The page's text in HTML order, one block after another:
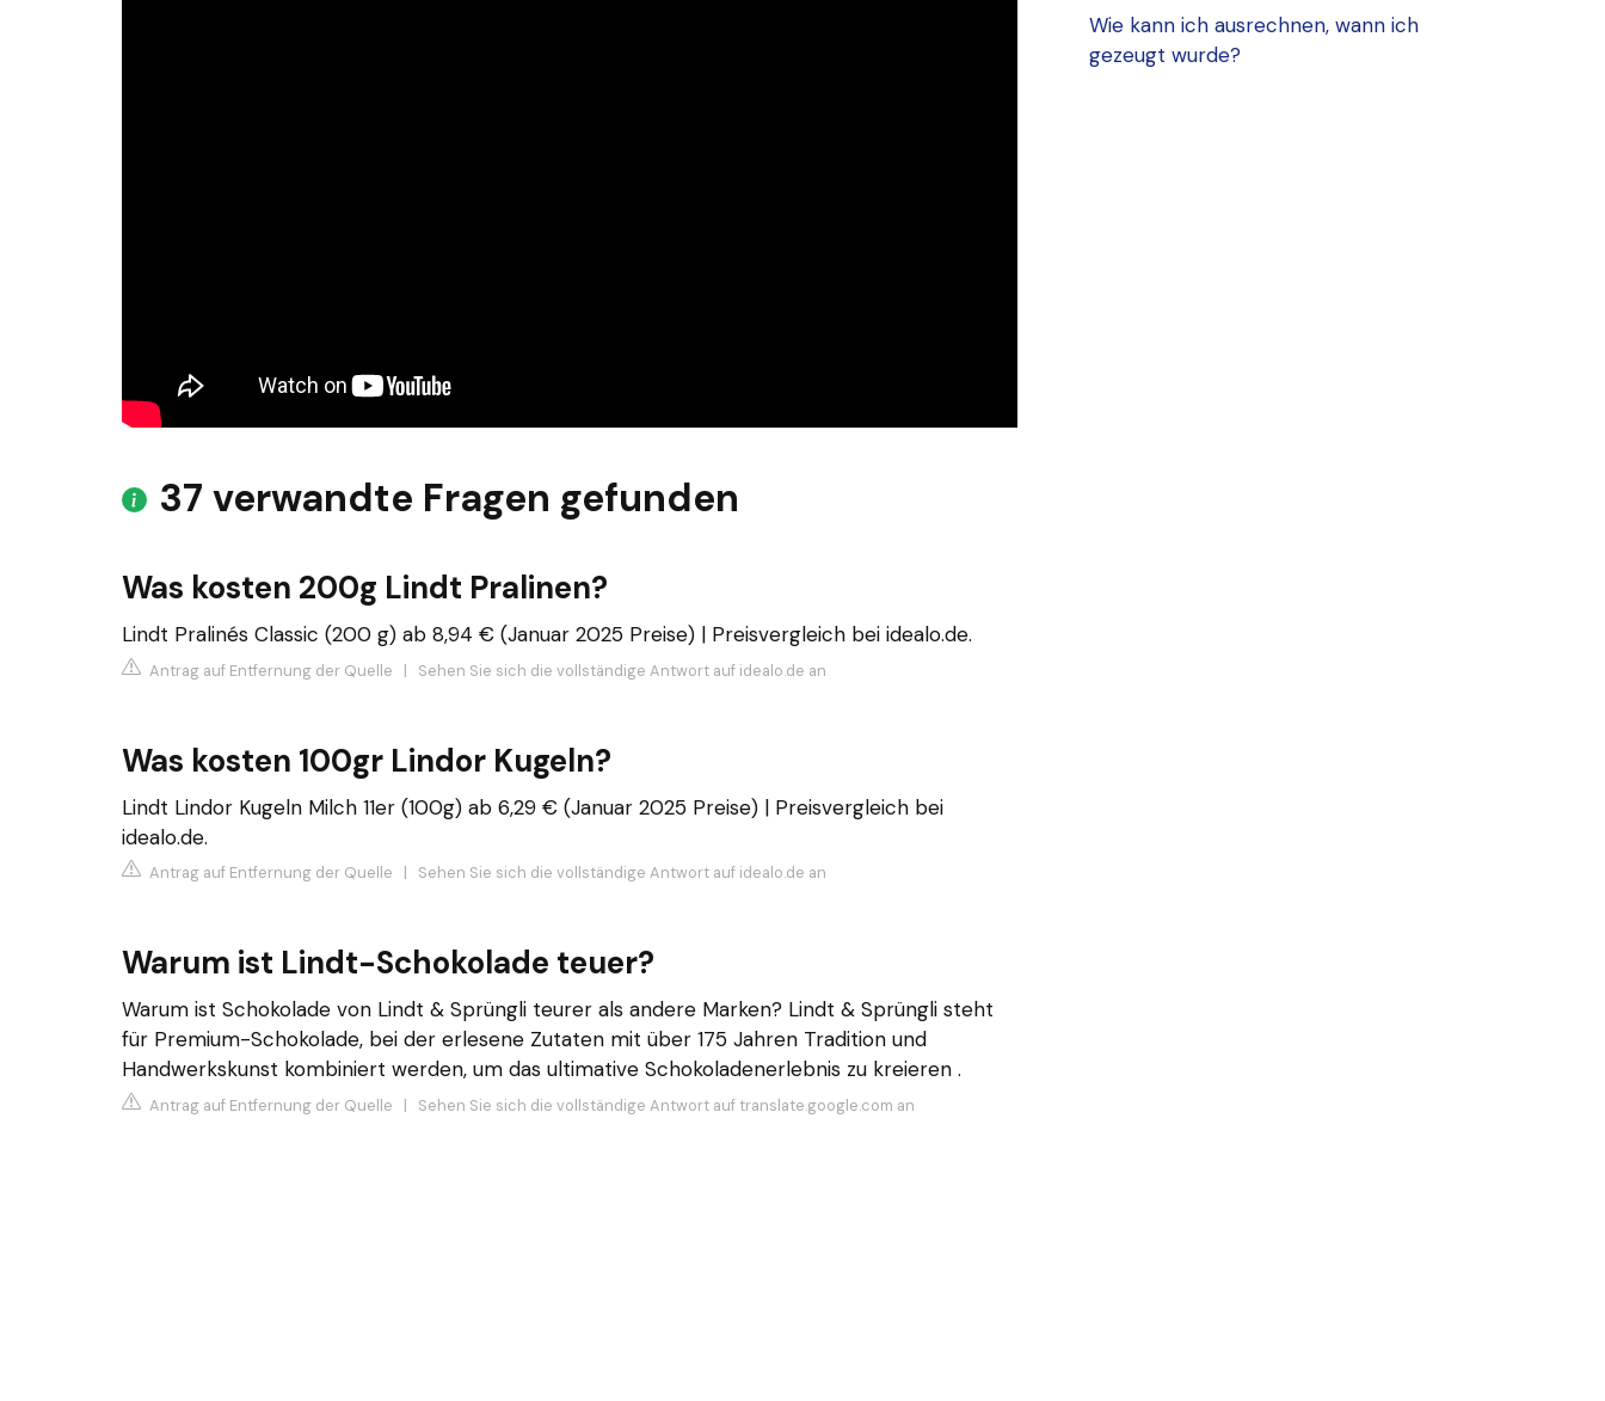
37 verwandte Fragen gefunden
Was kosten 200g Lindt Pralinen?
Lindt Pralinés Classic (200 g) ab 8,94 € (Januar 2025 Preise) | Preisvergleich bei idealo.de.
Antrag auf Entfernung der Quelle | Sehen Sie sich die vollständige Antwort auf idealo.de an
Was kosten 100gr Lindor Kugeln?
Lindt Lindor Kugeln Milch 11er (100g) ab 6,29 € (Januar 2025 Preise) | Preisvergleich bei
idealo.de.
Antrag auf Entfernung der Quelle Sehen Sie sich die vollständige Antwort auf idealo.de an
Warum ist Lindt-Schokolade teuer?
Warum ist Schokolade von Lindt & Sprüngli teurer als andere Marken? Lindt & Sprüngli steht
für Premium-Schokolade, bei der erlesene Zutaten mit über 175 Jahren Tradition und
Handwerkskunst kombiniert werden, um das ultimative Schokoladenerlebnis zu kreieren .
Antrag auf Entfernung der Quelle | Sehen Sie sich die vollständige Antwort auf translate.google.com an
Wie kann ich ausrechnen, wann ich
gezeugt wurde?